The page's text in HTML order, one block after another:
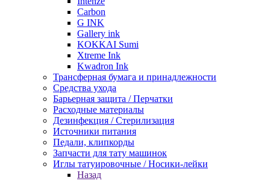
Carbon
G INK
Gallery ink
KOKKAI Sumi
Xtreme Ink
Kwadron Ink
Трансферная бумага и принадлежности
Средства ухода
Барьерная защита / Перчатки
Расходные материалы
Дезинфекция / Стерилизация
Источники питания
Педали, клипкорды
Запчасти для тату машинок
Иглы татуировочные / Носики-лейки
Назад